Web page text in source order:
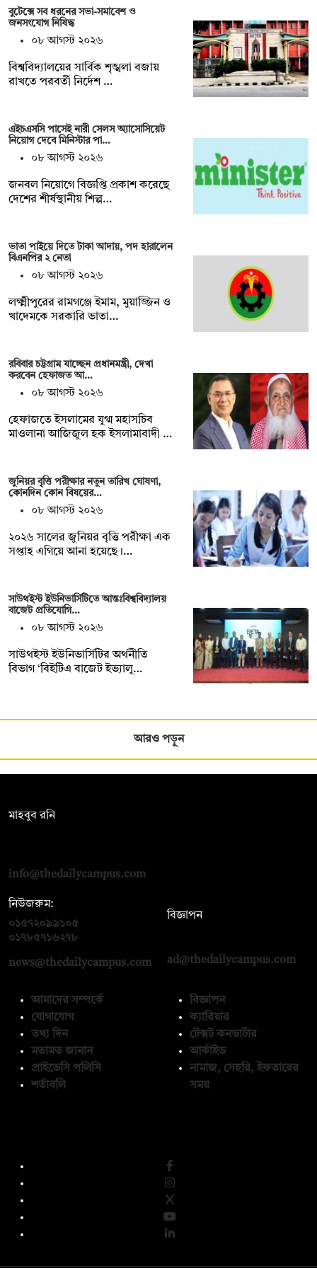
বুটেক্সে সব ধরনের সভা-সমাবেশ ও
জনসংযোগ নিষিদ্ধ
০৮ আগস্ট ২০২৬
বিশ্ববিদ্যালয়ের সার্বিক শৃঙ্খলা বজায়
রাখতে পরবর্তী নির্দেশ …
এইচএসসি পাসেই নারী সেলস অ্যাসোসিয়েট
নিয়োগ দেবে মিনিস্টার পা…
০৮ আগস্ট ২০২৬
জনবল নিয়োগে বিজ্ঞপ্তি প্রকাশ করেছে
দেশের শীর্ষস্থানীয় শিল্প…
ভাতা পাইয়ে দিতে টাকা আদায়, পদ হারালেন
বিএনপির ২ নেতা
০৮ আগস্ট ২০২৬
লক্ষ্মীপুরের রামগঞ্জে ইমাম, মুয়াজ্জিন ও
খাদেমকে সরকারি ভাতা…
রবিবার চট্টগ্রাম যাচ্ছেন প্রধানমন্ত্রী, দেখা
করবেন হেফাজত আ…
০৮ আগস্ট ২০২৬
হেফাজতে ইসলামের যুগ্ম মহাসচিব
মাওলানা আজিজুল হক ইসলামাবাদী …
জুনিয়র বৃৃত্তি পরীক্ষার নতুন তারিখ ঘোষণা,
কোনদিন কোন বিষয়ের…
০৮ আগস্ট ২০২৬
২০২৬ সালের জুনিয়র বৃত্তি পরীক্ষা এক
সপ্তাহ এগিয়ে আনা হয়েছে।…
সাউথইস্ট ইউনিভার্সিটিতে আন্তঃবিশ্ববিদ্যালয়
বাজেট প্রতিযোগি…
০৮ আগস্ট ২০২৬
সাউথইস্ট ইউনিভার্সিটির অর্থনীতি
বিভাগ ‘বিইটিএ বাজেট ইভ্যালু…
আরও পড়ুন
মাহবুব রনি
info@thedailycampus.com
নিউজরুম:
০১৫৭২০৯৯১০৫
০১৭৮৫৭১৬২৭৮
news@thedailycampus.com
বিজ্ঞাপন
ad@thedailycampus.com
আমাদের সম্পর্কে
যোগাযোগ
তথ্য দিন
মতামত জানান
প্রাইভেসি পলিসি
শর্তাবলি
বিজ্ঞাপন
ক্যারিয়ার
টেক্সট কনভার্টার
আর্কাইভ
নামাজ, সেহরি, ইফতারের
সময়